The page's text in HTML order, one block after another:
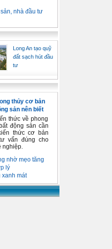
nhà đầu tư
Long An tạo quỹ
đất sạch hút đầu
tư
thủy cơ bản
sản nên biết
thức về phong
động sản cần
thức cơ bản
vấn đúng cho
nghiệp.
nhờ mẹo tăng
lý
xanh mát